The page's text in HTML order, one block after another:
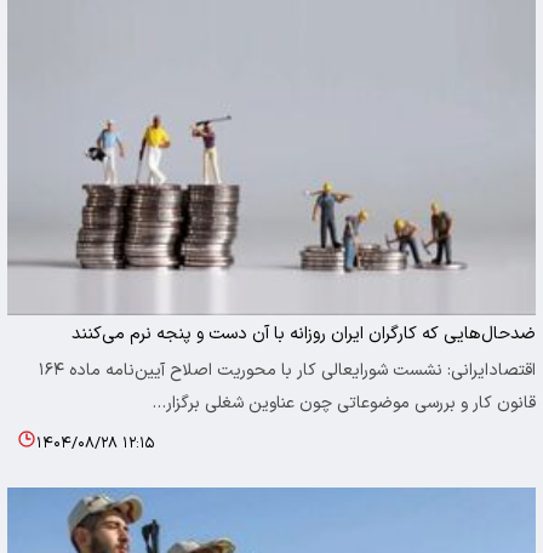
ضدحال‌هایی که کارگران ایران روزانه با آن دست و پنجه نرم می‌کنند
اقتصادایرانی: نشست شورایعالی کار با محوریت اصلاح آیین‌نامه ماده ۱۶۴
قانون کار و بررسی موضوعاتی چون عناوین شغلی برگزار…
۱۴۰۴/۰۸/۲۸ ۱۲:۱۵